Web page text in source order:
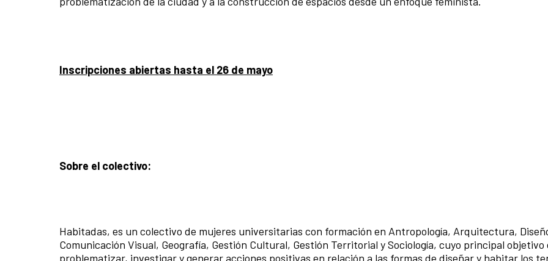
Inscripciones abiertas hasta el 26 de mayo
Sobre el colectivo:
Habitadas, es un colectivo de mujeres universitarias con formación en Antropología, Arquitectura,
Comunicación Visual, Geografía, Gestión Cultural, Gestión Territorial y Sociología, cuyo principal objetivo
problematizar, investigar y generar acciones positivas en relación a las formas de diseñar y habitar los